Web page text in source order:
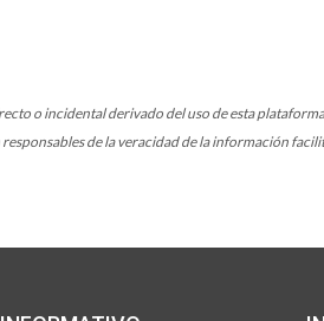
o incidental derivado del uso de esta
de la veracidad de la información